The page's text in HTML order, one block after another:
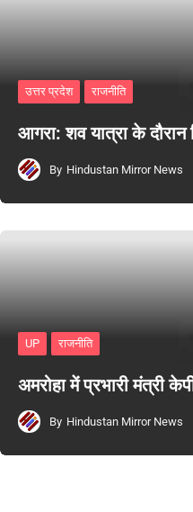
उत्तर प्रदेश राजनीति
आगरा: शव यात्रा के
By Hindustan Mirror News
UP राजनीति
अमरोहा में प्रभारी मंत्री
By Hindustan Mirror News